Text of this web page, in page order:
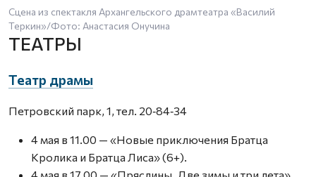
Сцена из спектакля Архангельского драмтеатра «Василий
Теркин»/Фото: Анастасия Онучина
ТЕАТРЫ
Театр драмы
Петровский парк, 1, тел. 20‑84‑34
4 мая в 11.00 — «Новые приключения Братца
Кролика и Братца Лиса» (6+).